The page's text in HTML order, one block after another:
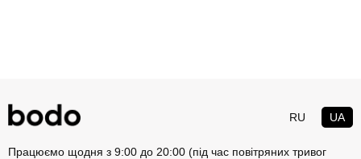
RU UA
Працюємо щодня з 9:00 до 20:00 (під час повітряних тривог